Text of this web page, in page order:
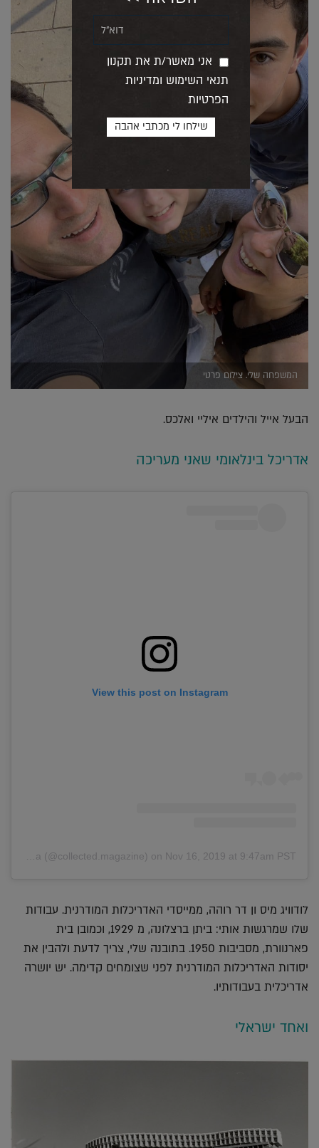
המשפחה שלי. צילום פרטי
הבעל אייל והילדים איליי ואלכס.
אדריכל בינלאומי שאני מעריכה
View this post on Instagram
on Nov 16, 2019 at 9:47am PST
לודוויג מיס ון דר רוהה, ממייסדי האדריכלות המודרנית. עבודות
שלו שמרגשות אותי: ביתן ברצלונה, מ 1929, וכמובן בית
פארנוורת, מסביבות 1950. בתובנה שלי, צריך לדעת ולהבין את
יסודות האדריכלות המודרנית לפני שצומחים קדימה. יש יושרה
אדריכלית בעבודותיו.
ואחד ישראלי
אני מאשר/ת את תקנון
תנאי השימוש ומדיניות
הפרטיות